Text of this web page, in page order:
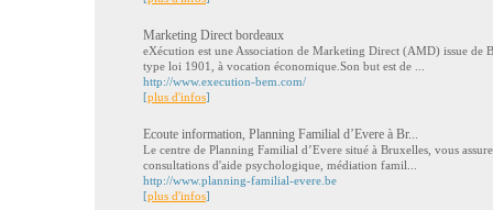
Marketing Direct bordeaux
eXécution est une Association de Marketing Direct (AMD) issue de
type loi 1901, à vocation économique.Son but est de ...
http://www.execution-bem.com/
[plus d'infos]
Ecoute information, Planning Familial d’Evere à Br...
Le centre de Planning Familial d’Evere situé à Bruxelles, vous
consultations d'aide psychologique, médiation famil...
http://www.planning-familial-evere.be
[plus d'infos]